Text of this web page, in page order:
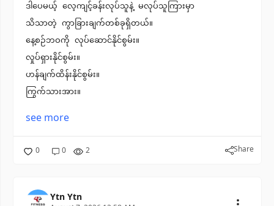
ဒါပေမယ့် လေ့ကျင့်ခန်းလုပ်သူနဲ့ မလုပ်သူကြားမှာ
သိသာတဲ့ ကွာခြားချက်တစ်ခုရှိတယ်။
နေ့စဉ်ဘဝကို လုပ်ဆောင်နိုင်စွမ်း။
လှုပ်ရှားနိုင်စွမ်း။
ဟန်ချက်ထိန်းနိုင်စွမ်း။
ကြွက်သားအား။
see more
0 0 2 Share
Ytn Ytn